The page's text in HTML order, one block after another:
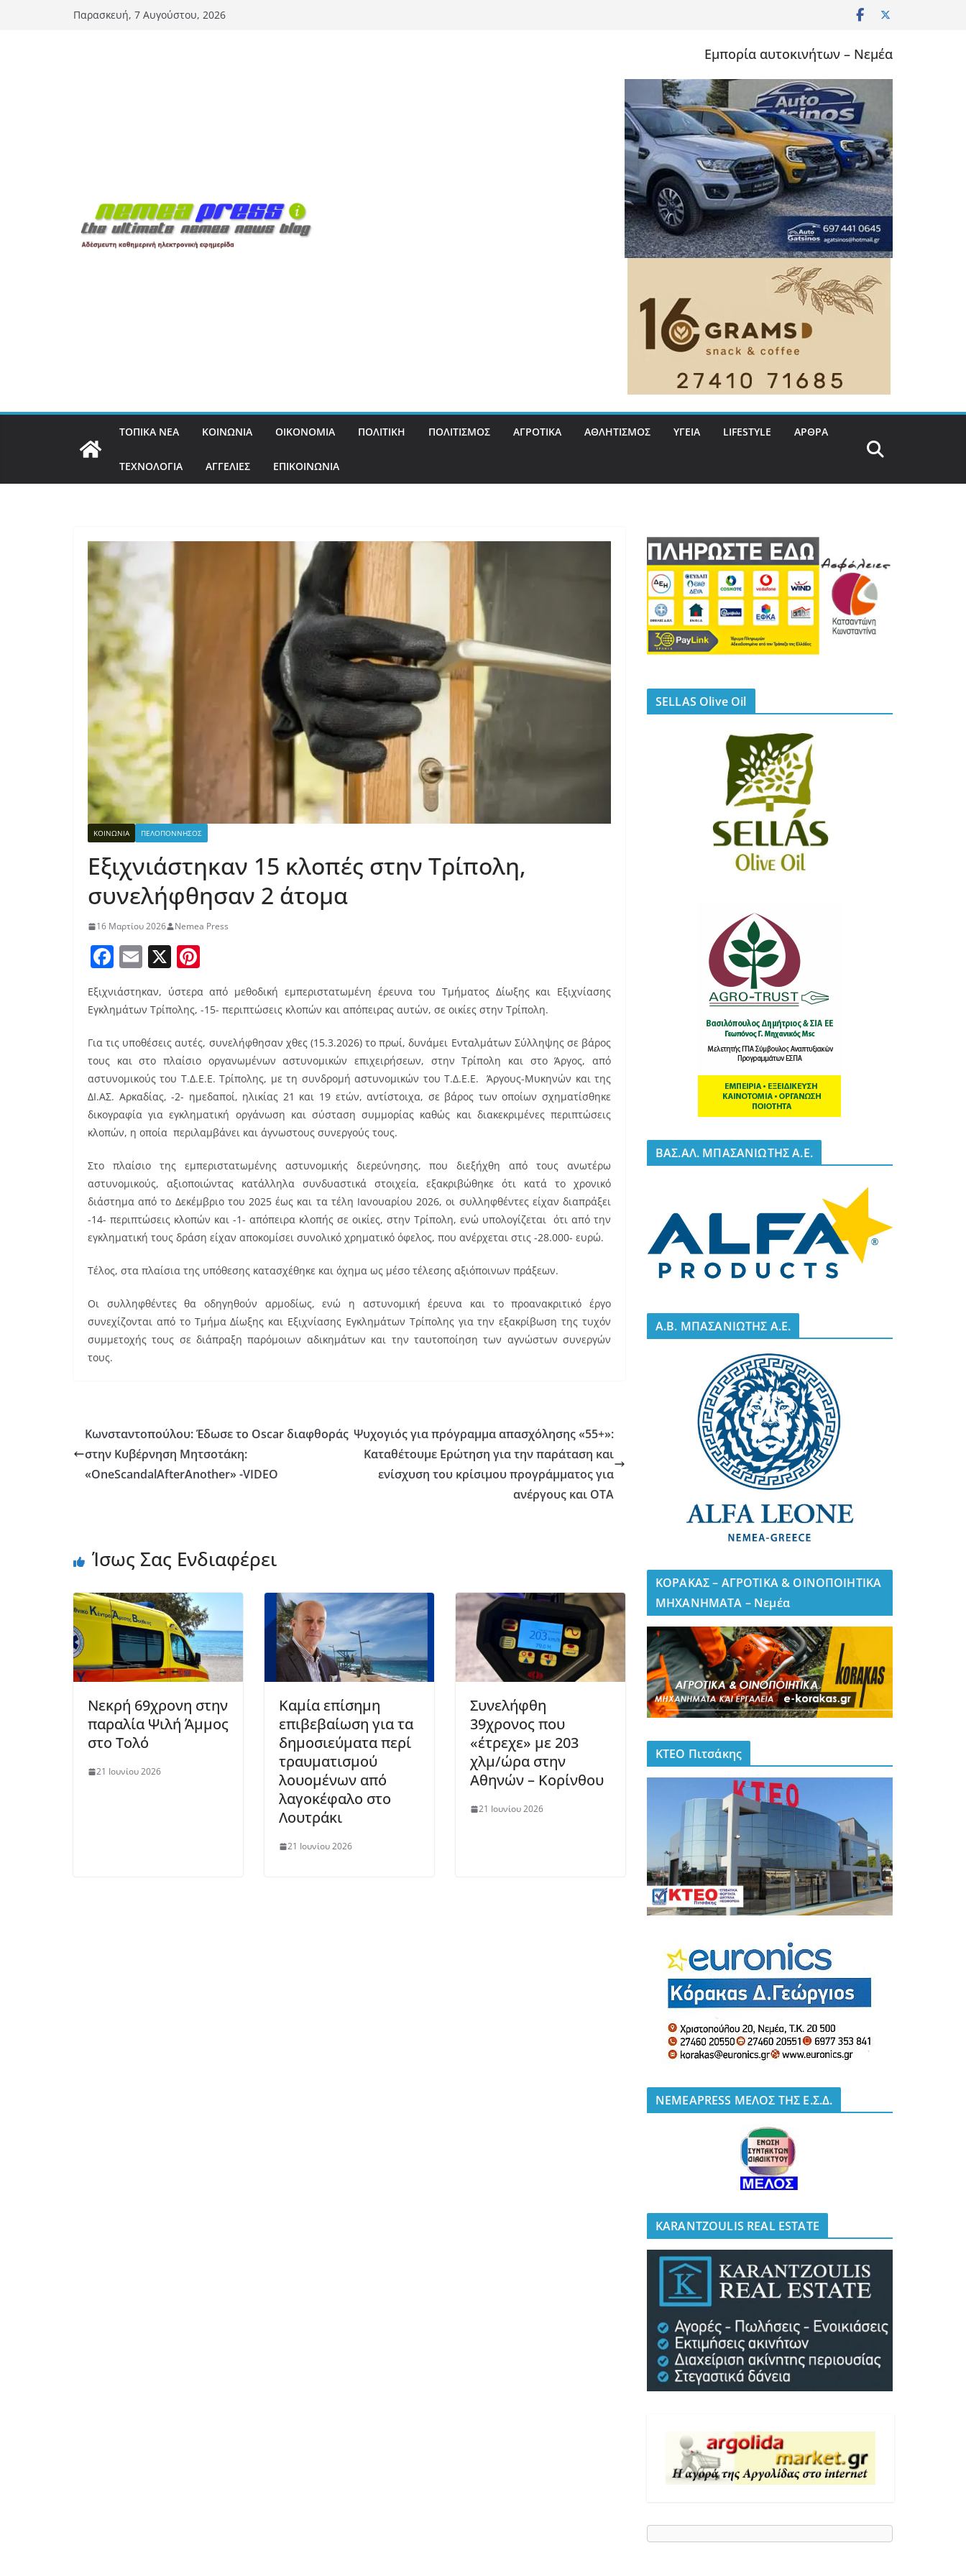
Παρασκευή, 7 Αυγούστου, 2026
Εμπορία αυτοκινήτων – Νεμέα
ΤΟΠΙΚΑ ΝΕΑ ΚΟΙΝΩΝΙΑ ΟΙΚΟΝΟΜΙΑ ΠΟΛΙΤΙΚΗ ΠΟΛΙΤΙΣΜΟΣ ΑΓΡΟΤΙΚΑ ΑΘΛΗΤΙΣΜΟΣ ΥΓΕΙΑ LIFESTYLE ΑΡΘΡΑ
ΤΕΧΝΟΛΟΓΙΑ ΑΓΓΕΛΙΕΣ ΕΠΙΚΟΙΝΩΝΙΑ
ΚΟΙΝΩΝΙΑ ΠΕΛΟΠΟΝΝΗΣΟΣ
Εξιχνιάστηκαν 15 κλοπές στην Τρίπολη,
συνελήφθησαν 2 άτομα
16 Μαρτίου 2026 Nemea Press
F
a
c
e
b
o
o
k
E
ai
X
er
st
Εξιχνιάστηκαν, ύστερα από μεθοδική εμπεριστατωμένη έρευνα του Τμήματος Δίωξης και Εξιχνίασης
Εγκλημάτων Τρίπολης, -15- περιπτώσεις κλοπών και απόπειρας αυτών, σε οικίες στην Τρίπολη.
Για τις υποθέσεις αυτές, συνελήφθησαν χθες (15.3.2026) το πρωί, δυνάμει Ενταλμάτων Σύλληψης σε βάρος
τους και στο πλαίσιο οργανωμένων αστυνομικών επιχειρήσεων, στην Τρίπολη και στο Άργος, από
αστυνομικούς του Τ.Δ.Ε.Ε. Τρίπολης, με τη συνδρομή αστυνομικών του Τ.Δ.Ε.Ε. Άργους-Μυκηνών και της
ΔΙ.ΑΣ. Αρκαδίας, -2- ημεδαποί, ηλικίας 21 και 19 ετών, αντίστοιχα, σε βάρος των οποίων σχηματίσθηκε
δικογραφία για εγκληματική οργάνωση και σύσταση συμμορίας καθώς και διακεκριμένες περιπτώσεις
κλοπών, η οποία περιλαμβάνει και άγνωστους συνεργούς τους.
Στο πλαίσιο της εμπεριστατωμένης αστυνομικής διερεύνησης, που διεξήχθη από τους ανωτέρω
αστυνομικούς, αξιοποιώντας κατάλληλα συνδυαστικά στοιχεία, εξακριβώθηκε ότι κατά το χρονικό
διάστημα από το Δεκέμβριο του 2025 έως και τα τέλη Ιανουαρίου 2026, οι συλληφθέντες είχαν διαπράξει
-14- περιπτώσεις κλοπών και -1- απόπειρα κλοπής σε οικίες, στην Τρίπολη, ενώ υπολογίζεται ότι από την
εγκληματική τους δράση είχαν αποκομίσει συνολικό χρηματικό όφελος, που ανέρχεται στις -28.000- ευρώ.
Τέλος, στα πλαίσια της υπόθεσης κατασχέθηκε και όχημα ως μέσο τέλεσης αξιόποινων πράξεων.
Οι συλληφθέντες θα οδηγηθούν αρμοδίως, ενώ η αστυνομική έρευνα και το προανακριτικό έργο
συνεχίζονται από το Τμήμα Δίωξης και Εξιχνίασης Εγκλημάτων Τρίπολης για την εξακρίβωση της τυχόν
συμμετοχής τους σε διάπραξη παρόμοιων αδικημάτων και την ταυτοποίηση των αγνώστων συνεργών
τους.
Κωνσταντοπούλου: Έδωσε το Oscar διαφθοράς
στην Κυβέρνηση Μητσοτάκη:
«OneScandalAfterAnother» -VIDEO
Ψυχογιός για πρόγραμμα απασχόλησης «55+»:
Καταθέτουμε Ερώτηση για την παράταση και
ενίσχυση του κρίσιμου προγράμματος για
ανέργους και ΟΤΑ
Ίσως Σας Ενδιαφέρει
Νεκρή 69χρονη στην
παραλία Ψιλή Άμμος
στο Τολό
21 Ιουνίου 2026
Καμία επίσημη
επιβεβαίωση για τα
δημοσιεύματα περί
τραυματισμού
λουομένων από
λαγοκέφαλο στο
Λουτράκι
21 Ιουνίου 2026
Συνελήφθη
39χρονος που
«έτρεχε» με 203
χλμ/ώρα στην
Αθηνών – Κορίνθου
21 Ιουνίου 2026
SELLAS Olive Oil
BΑΣ.ΑΛ. ΜΠΑΣΑΝΙΩΤΗΣ Α.Ε.
A.B. ΜΠΑΣΑΝΙΩΤΗΣ Α.Ε.
ΚΟΡΑΚΑΣ – ΑΓΡΟΤΙΚΑ & ΟΙΝΟΠΟΙΗΤΙΚΑ
ΜΗΧΑΝΗΜΑΤΑ – Νεμέα
ΚΤΕΟ Πιτσάκης
NEMEAPRESS ΜΕΛΟΣ ΤΗΣ Ε.Σ.Δ.
KARANTZOULIS REAL ESTATE